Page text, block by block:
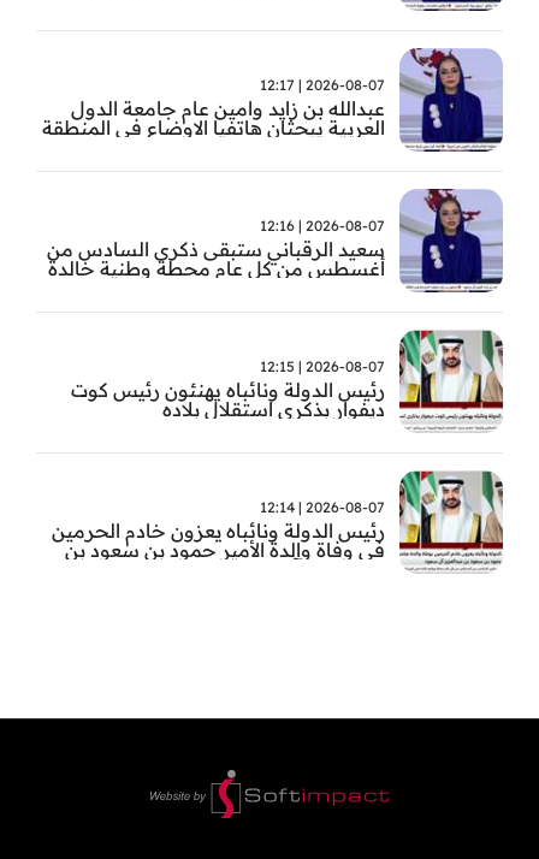
2026-08-07 | 12:17
عبدالله بن زايد وامين عام جامعة الدول
العربية يبحثان هاتفيا الاوضاع في المنطقة
2026-08-07 | 12:16
سعيد الرقباني ستبقى ذكرى السادس من
أغسطس من كل عام محطة وطنية خالدة
الوالد المؤسس
2026-08-07 | 12:15
رئيس الدولة ونائباه يهنئون رئيس كوت
ديفوار بذكرى استقلال بلاده
2026-08-07 | 12:14
رئيس الدولة ونائباه يعزون خادم الحرمين
في وفاة والدة الأمير حمود بن سعود بن